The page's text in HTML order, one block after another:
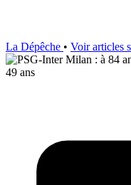
La Dépêche • Voir articles